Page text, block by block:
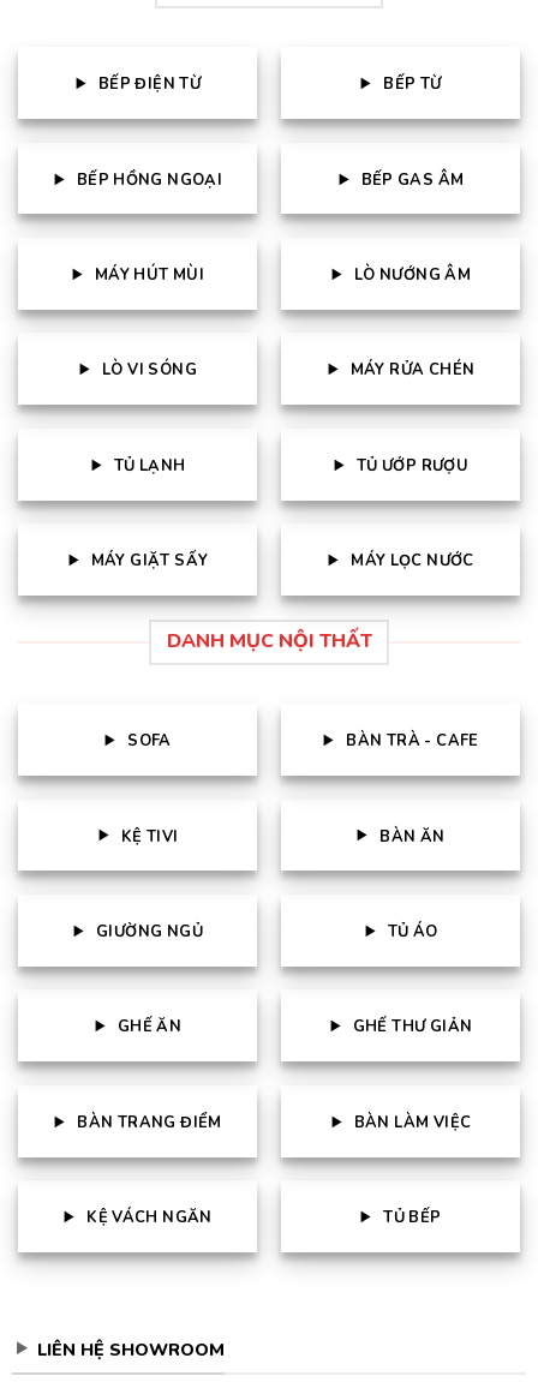
BẾP ĐIỆN TỪ BẾP TỪ
BẾP HỒNG NGOẠI BẾP GAS ÂM
MÁY HÚT MÙI LÒ NƯỚNG ÂM
LÒ VI SÓNG MÁY RỬA CHÉN
TỦ LẠNH TỦ ƯỚP RƯỢU
MÁY GIẶT SẤY MÁY LỌC NƯỚC
DANH MỤC NỘI THẤT
SOFA BÀN TRÀ - CAFE
KỆ TIVI BÀN ĂN
GIƯỜNG NGỦ TỦ ÁO
GHẾ ĂN GHẾ THƯ GIẢN
BÀN TRANG ĐIỂM BÀN LÀM VIỆC
KỆ VÁCH NGĂN TỦ BẾP
LIÊN HỆ SHOWROOM